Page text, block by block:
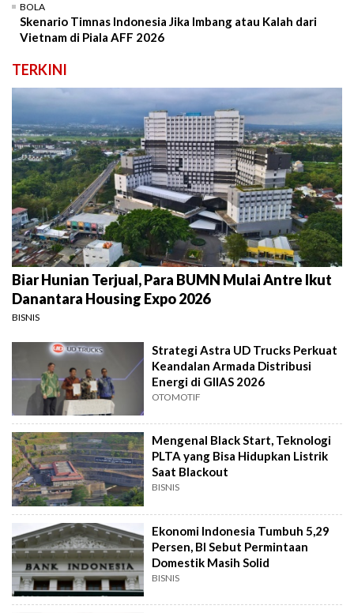
BOLA
Skenario Timnas Indonesia Jika Imbang atau Kalah dari
Vietnam di Piala AFF 2026
TERKINI
Biar Hunian Terjual, Para BUMN Mulai Antre Ikut
Danantara Housing Expo 2026
BISNIS
Strategi Astra UD Trucks Perkuat
Keandalan Armada Distribusi
Energi di GIIAS 2026
OTOMOTIF
Mengenal Black Start, Teknologi
PLTA yang Bisa Hidupkan Listrik
Saat Blackout
BISNIS
Ekonomi Indonesia Tumbuh 5,29
Persen, BI Sebut Permintaan
Domestik Masih Solid
BISNIS